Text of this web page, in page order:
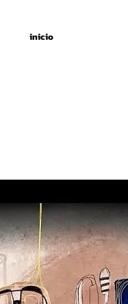
inicio